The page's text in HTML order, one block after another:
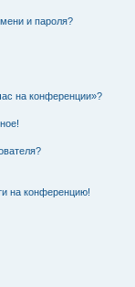
и пароля?
на конференции»?
на конференцию!